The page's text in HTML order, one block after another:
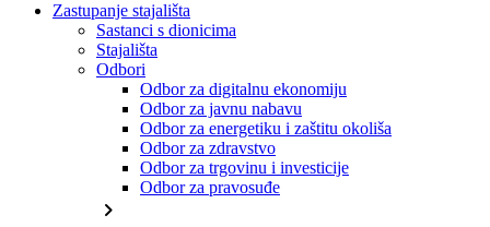
Zastupanje stajališta
Sastanci s dionicima
Stajališta
Odbori
Odbor za digitalnu ekonomiju
Odbor za javnu nabavu
Odbor za energetiku i zaštitu okoliša
Odbor za zdravstvo
Odbor za trgovinu i investicije
Odbor za pravosuđe
chevron_right